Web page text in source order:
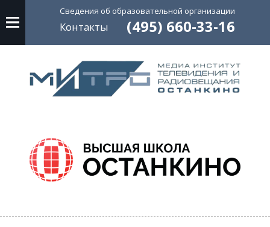
Сведения об образовательной организации
Контакты (495) 660-33-16